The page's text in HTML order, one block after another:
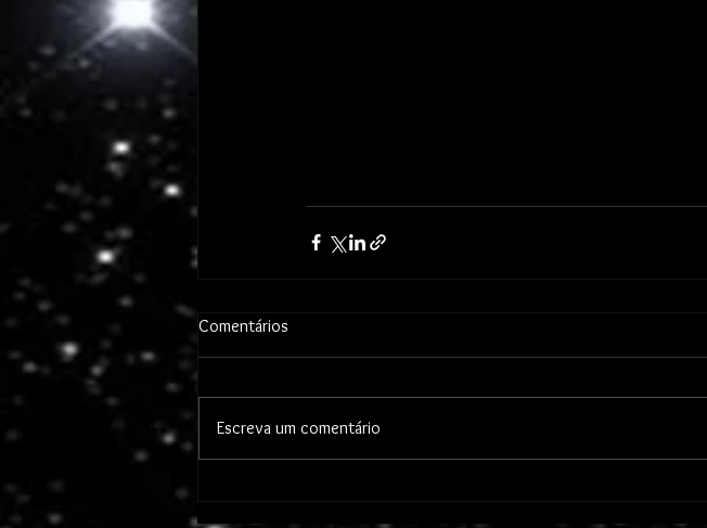
Comentários
Escreva um comentário